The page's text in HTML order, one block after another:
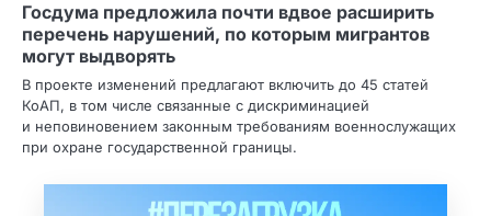
Госдума предложила почти вдвое расширить
перечень нарушений, по которым мигрантов
могут выдворять
В проекте изменений предлагают включить до 45 статей
КоАП, в том числе связанные с дискриминацией
и неповиновением законным требованиям военнослужащих
при охране государственной границы.